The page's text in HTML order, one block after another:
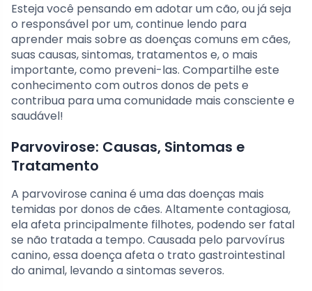
Esteja você pensando em adotar um cão, ou já seja
o responsável por um, continue lendo para
aprender mais sobre as doenças comuns em cães,
suas causas, sintomas, tratamentos e, o mais
importante, como preveni-las. Compartilhe este
conhecimento com outros donos de pets e
contribua para uma comunidade mais consciente e
saudável!
Parvovirose: Causas, Sintomas e
Tratamento
A parvovirose canina é uma das doenças mais
temidas por donos de cães. Altamente contagiosa,
ela afeta principalmente filhotes, podendo ser fatal
se não tratada a tempo. Causada pelo parvovírus
canino, essa doença afeta o trato gastrointestinal
do animal, levando a sintomas severos.